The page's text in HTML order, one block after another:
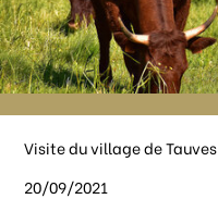
Visite du village de Tauves
20/09/2021